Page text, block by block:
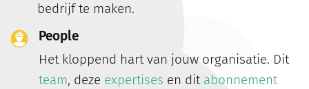
bedrijf te maken.
People
Het kloppend hart van jouw organisatie. Dit
team, deze expertises en dit abonnement